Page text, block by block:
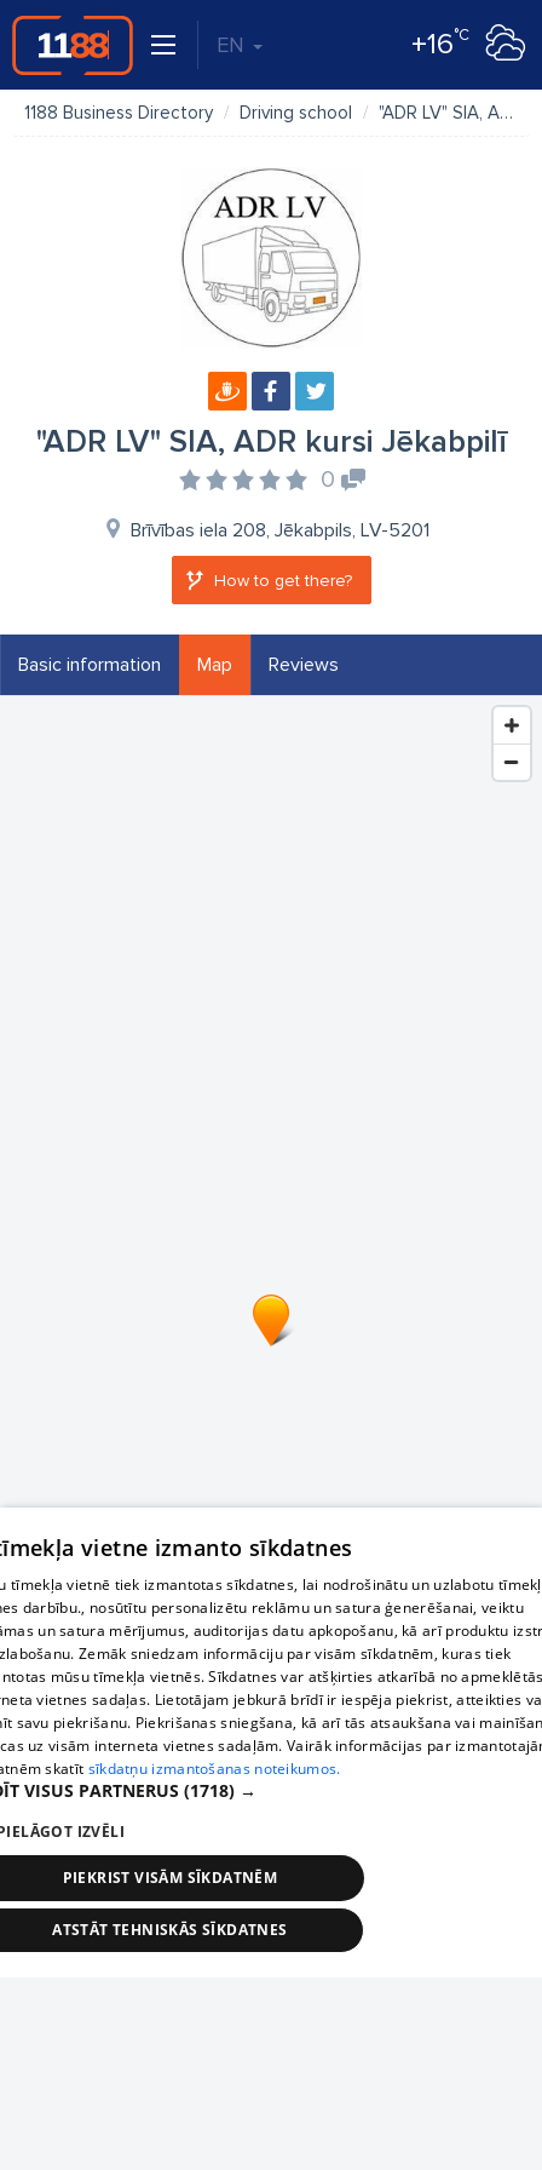
EN +16°C
1188 Business Directory Driving school "ADR LV" SIA, ADR kursi Jēkabpilī
"ADR LV" SIA, ADR kursi Jēkabpilī
0
Brīvības iela 208, Jēkabpils, LV-5201
How to get there?
Basic information Map Reviews
vietne izmanto sīkdatnes
tīmekļa vietnē tiek izmantotas sīkdatnes, lai nodrošinātu un uzlabotu
darbību., nosūtītu personalizētu reklāmu un satura ģenerēšanai, veiktu
un satura mērījumus, auditorijas datu apkopošanu, kā arī produktu
Zemāk sniedzam informāciju par visām sīkdatnēm, kuras tiek
mūsu tīmekļa vietnēs. Sīkdatnes var atšķirties atkarībā no
vietnes sadaļas. Lietotājam jebkurā brīdī ir iespēja piekrist, atteikties
savu piekrišanu. Piekrišanas sniegšana, kā arī tās atsaukšana vai
uz visām interneta vietnes sadaļām. Vairāk informācijas par
skatīt sīkdatņu izmantošanas noteikumos.
VISUS PARTNERUS (1718) →
IZVĒLI
PIEKRIST VISĀM SĪKDATNĒM
ATSTĀT TEHNISKĀS SĪKDATNES